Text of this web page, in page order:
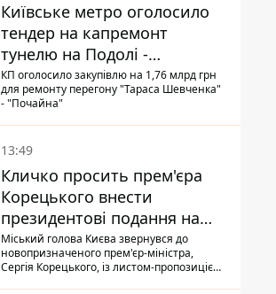
Київське метро оголосило
тендер на капремонт
тунелю на Подолі -
триватиме майже два роки
КП оголосило закупівлю на 1,76 млрд грн
для ремонту перегону "Тараса Шевченка"
- "Почайна"
13:49
Кличко просить прем'єра
Корецького внести
президентові подання на
звільнення володаря
Троєщини Бахматова
Міський голова Києва звернувся до
новопризначеного прем'єр-міністра,
Сергія Корецького, із листом-пропозицією